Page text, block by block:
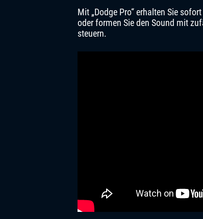
Mit „Dodge Pro“ erhalten Sie
oder formen Sie den Sound mit
steuern.